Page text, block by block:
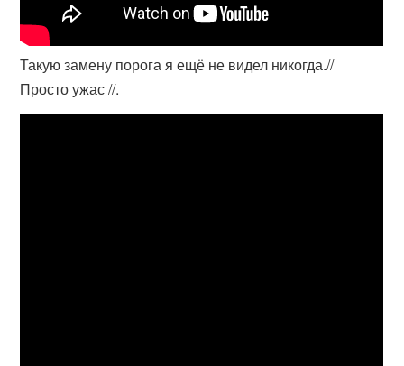
Такую замену порога я ещё не видел никогда.//
Просто ужас //.